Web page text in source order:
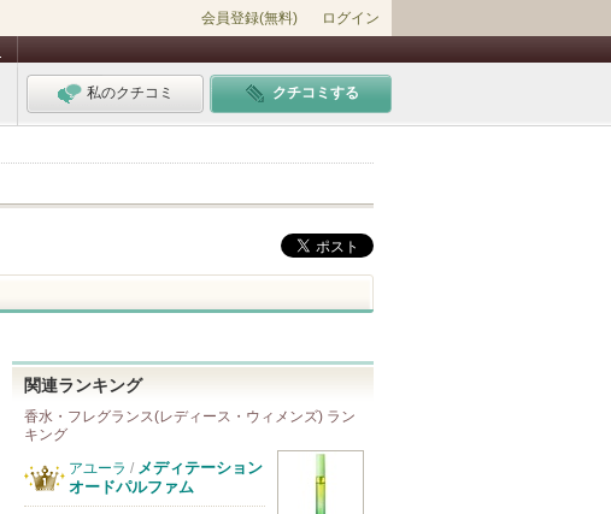
会員登録(無料) ログイン
私のクチコミ クチコミする
関連ランキング
香水・フレグランス(レディース・ウィメンズ) ラン
キング
アユーラ / メディテーション
オードパルファム